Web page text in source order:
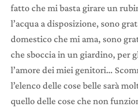
fatto che mi basta girare un
l’acqua a disposizione, sono
domestico che mi ama, sono
che sboccia in un giardino, per
l’amore dei miei genitori…
l’elenco delle cose belle sarà
quello delle cose che non